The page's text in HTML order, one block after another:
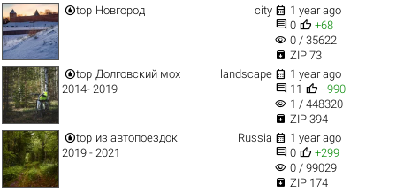
top Новгород city  1 year ago
 0  +68
visibility 0 / 35622
 ZIP 73
top Долговский мох
2014- 2019
landscape  1 year ago
 11  +990
visibility 1 / 448320
 ZIP 394
top из автопоездок
2019 - 2021
Russia  1 year ago
 0  +299
visibility 0 / 99029
 ZIP 174